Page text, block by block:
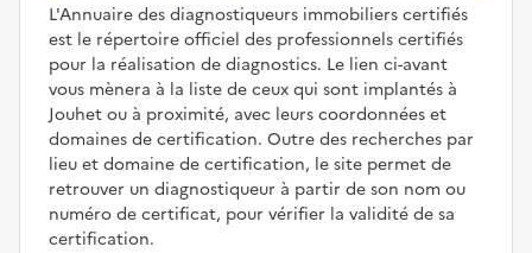
L'Annuaire des diagnostiqueurs immobiliers certifiés
est le répertoire officiel des professionnels certifiés
pour la réalisation de diagnostics. Le lien ci-avant
vous mènera à la liste de ceux qui sont implantés à
Jouhet ou à proximité, avec leurs coordonnées et
domaines de certification. Outre des recherches par
lieu et domaine de certification, le site permet de
retrouver un diagnostiqueur à partir de son nom ou
numéro de certificat, pour vérifier la validité de sa
certification.